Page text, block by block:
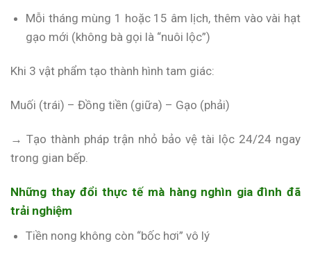
Mỗi tháng mùng 1 hoặc 15 âm lịch, thêm vào vài hạt
gạo mới (không bà gọi là “nuôi lộc”)
Khi 3 vật phẩm tạo thành hình tam giác:
Muối (trái) – Đồng tiền (giữa) – Gạo (phải)
→ Tạo thành pháp trận nhỏ bảo vệ tài lộc 24/24 ngay
trong gian bếp.
Những thay đổi thực tế mà hàng nghìn gia đình đã
trải nghiệm
Tiền nong không còn “bốc hơi” vô lý